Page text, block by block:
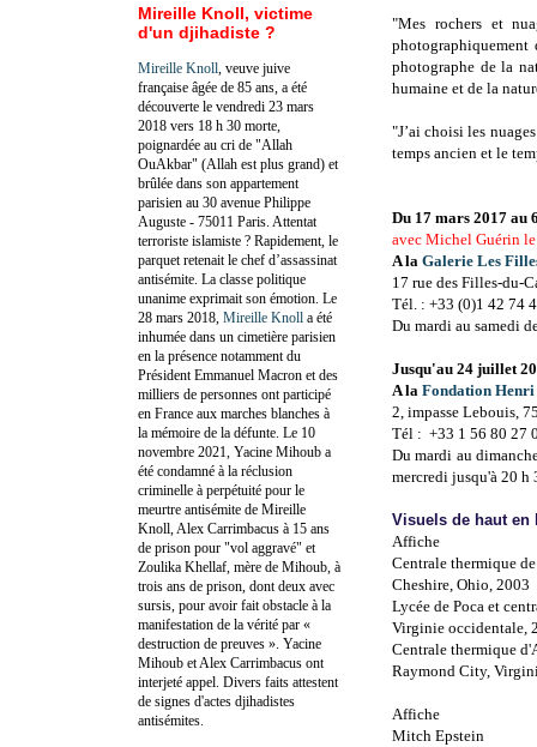
"Mes rochers et
photographiquement
photographe de la
humaine et de la
"J’ai choisi les
temps ancien et le
Du 17 mars 2017 au
avec Michel Guérin
A la Galerie Les
17 rue des Filles-du-
Tél. : +33 (0)1 42 74
Du mardi au samedi
Jusqu'au 24 juillet
A la Fondation
2, impasse Lebouis,
Tél : +33 1 56 80 27
Du mardi au
mercredi jusqu'à 20 h
Visuels de haut en
Affiche
Centrale thermique
Cheshire, Ohio, 2003
Lycée de Poca et
Virginie occidentale,
Centrale thermique
Raymond City,
Affiche
Mitch Epstein
Mireille Knoll, victime
d'un djihadiste ?
Mireille Knoll , veuve juive
française âgée de 85 ans, a été
découverte le vendredi 23 mars
2018 vers 18 h 30 morte,
poignardée au cri de "Allah
OuAkbar" (Allah est plus grand) et
brûlée dans son appartement
parisien au 30 avenue Philippe
Auguste - 75011 Paris. Attentat
terroriste islamiste ? Rapidement, le
parquet retenait le chef d’assassinat
antisémite. La classe politique
unanime exprimait son émotion. Le
28 mars 2018, Mireille Knoll a été
inhumée dans un cimetière parisien
en la présence notamment du
Président Emmanuel Macron et des
milliers de personnes ont participé
en France aux marches blanches à
la mémoire de la défunte. Le 10
novembre 2021, Yacine Mihoub a
été condamné à la réclusion
criminelle à perpétuité pour le
meurtre antisémite de Mireille
Knoll, Alex Carrimbacus à 15 ans
de prison pour "vol aggravé" et
Zoulika Khellaf, mère de Mihoub, à
trois ans de prison, dont deux avec
sursis, pour avoir fait obstacle à la
manifestation de la vérité par «
destruction de preuves ». Yacine
Mihoub et Alex Carrimbacus ont
interjeté appel. Divers faits attestent
de signes d'actes djihadistes
antisémites.